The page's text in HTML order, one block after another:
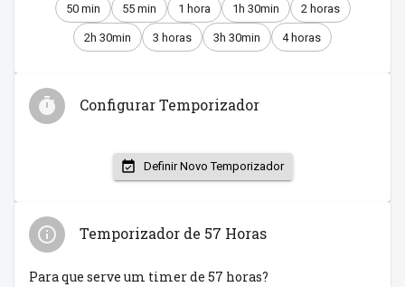
50 min 55 min 1 hora 1h 30min 2 horas
2h 30min 3 horas 3h 30min 4 horas
Configurar Temporizador
Definir Novo Temporizador
Temporizador de 57 Horas
Para que serve um timer de 57 horas?